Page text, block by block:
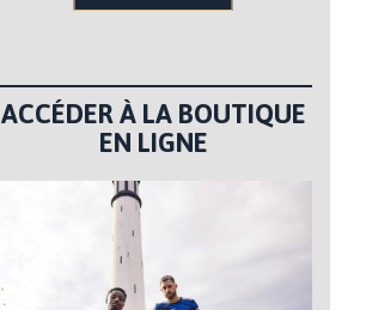
ACCÉDER À LA BOUTIQUE
EN LIGNE